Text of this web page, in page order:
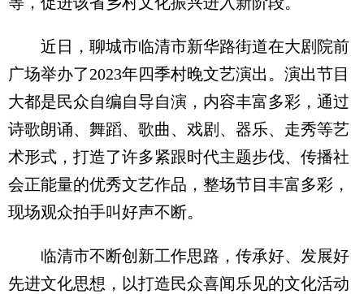
近日，聊城市临清市新华路街道在大剧院前
广场举办了2023年四季村晚文艺演出。演出节目
大都是民众自编自导自演，内容丰富多彩，通过
诗歌朗诵、舞蹈、歌曲、戏剧、器乐、走秀等艺
术形式，打造了许多紧跟时代主题步伐、传播社
会正能量的优秀文艺作品，整场节目丰富多彩，
现场观众拍手叫好声不断。
临清市不断创新工作思路，传承好、发展好
先进文化思想，以打造民众喜闻乐见的文化活动